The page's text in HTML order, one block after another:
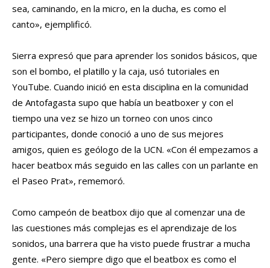
sea, caminando, en la micro, en la ducha, es como el
canto», ejemplificó.
Sierra expresó que para aprender los sonidos básicos, que
son el bombo, el platillo y la caja, usó tutoriales en
YouTube. Cuando inició en esta disciplina en la comunidad
de Antofagasta supo que había un beatboxer y con el
tiempo una vez se hizo un torneo con unos cinco
participantes, donde conoció a uno de sus mejores
amigos, quien es geólogo de la UCN. «Con él empezamos a
hacer beatbox más seguido en las calles con un parlante en
el Paseo Prat», rememoró.
Como campeón de beatbox dijo que al comenzar una de
las cuestiones más complejas es el aprendizaje de los
sonidos, una barrera que ha visto puede frustrar a mucha
gente. «Pero siempre digo que el beatbox es como el